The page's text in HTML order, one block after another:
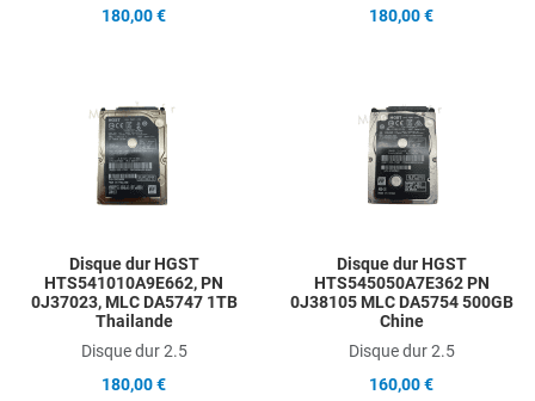
180,00 €
180,00 €
Add to Compare
Disque dur HGST
HTS541010A9E662, PN
0J37023, MLC DA5747 1TB
Thailande
Disque dur 2.5
180,00 €
Disque dur HGST
HTS545050A7E362 PN
0J38105 MLC DA5754 500GB
Chine
Disque dur 2.5
160,00 €